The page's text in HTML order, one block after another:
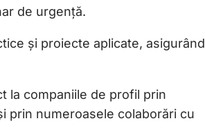
de urgență.
și proiecte aplicate, asigurând
la companiile de profil prin
prin numeroasele colaborări cu